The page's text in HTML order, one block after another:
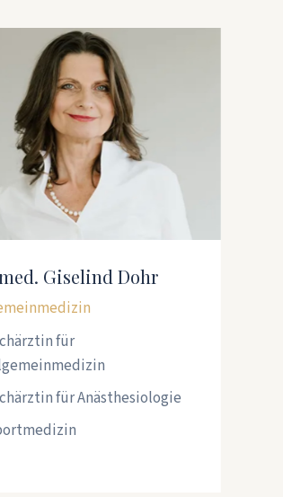
Giselind Dohr
für
für Anästhesiologie